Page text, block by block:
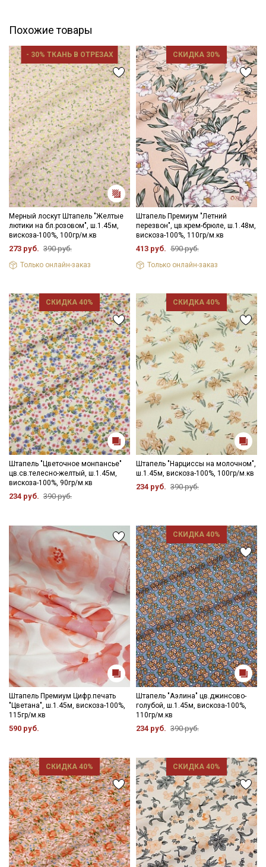
Похожие товары
- 30% ТКАНЬ В ОТРЕЗАХ
Мерный лоскут Штапель "Желтые
лютики на бл.розовом", ш.1.45м,
вискоза-100%, 100гр/м.кв
273 руб. 390 руб.
Только онлайн-заказ
СКИДКА 30%
Штапель Премиум "Летний
перезвон", цв.крем-брюле, ш.1.48м,
вискоза-100%, 110гр/м.кв
413 руб. 590 руб.
Только онлайн-заказ
СКИДКА 40%
Штапель "Цветочное монпансье"
цв.св.телесно-желтый, ш.1.45м,
вискоза-100%, 90гр/м.кв
234 руб. 390 руб.
СКИДКА 40%
Штапель "Нарциссы на молочном",
ш.1.45м, вискоза-100%, 100гр/м.кв
234 руб. 390 руб.
Штапель Премиум Цифр.печать
"Цветана", ш.1.45м, вискоза-100%,
115гр/м.кв
590 руб.
СКИДКА 40%
Штапель "Аэлина" цв.джинсово-
голубой, ш.1.45м, вискоза-100%,
110гр/м.кв
234 руб. 390 руб.
СКИДКА 40% СКИДКА 40%
Секретная рассылка от Купава
Мы публикуем здесь дополнительные
промокоды и скидки до 30% на узкие
категории тканей
Электронная почта
Подписаться
Ознакомлен(а) с
Политикой обработки персональных
данныхи даюСогласие на обработку персональных
ДаюСогласие на получение рекламных и
информационных рассылок